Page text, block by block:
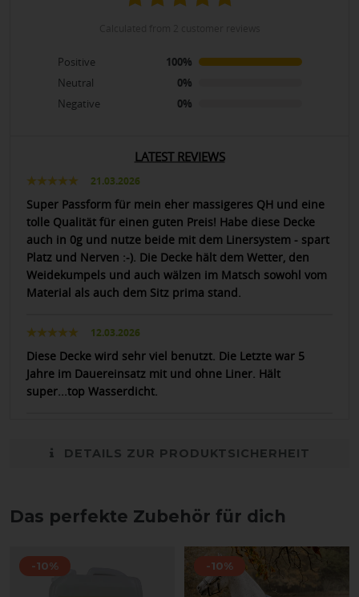
Positive
100%
Neutral
0%
Negative
0%
LATEST REVIEWS
21.03.2026
Super Passform für mein eher massigeres QH und eine
tolle Qualität für einen guten Preis! Habe diese Decke
auch in 0g und nutze beide mit dem Linersystem - spart
Platz und Nerven :-). Die Decke hält dem Wetter, den
Weidekumpels und auch wälzen im Matsch sowohl vom
Material als auch dem Sitz prima stand.
12.03.2026
Diese Decke wird sehr viel benutzt. Die Letzte war 5
Jahre im Dauereinsatz mit und ohne Liner. Hält
super...top Wasserdicht.
DETAILS ZUR PRODUKTSICHERHEIT
Das perfekte Zubehör für dich
-10% -10%